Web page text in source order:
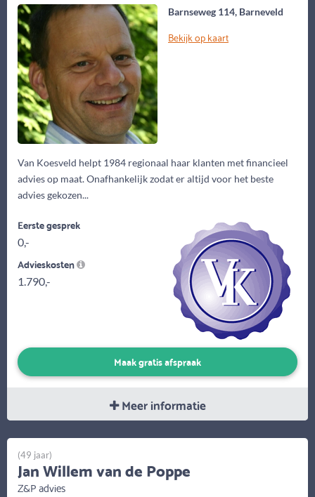
Barnseweg 114, Barneveld
Bekijk op kaart
Van Koesveld helpt 1984 regionaal haar klanten met financieel
advies op maat. Onafhankelijk zodat er altijd voor het beste
advies gekozen...
Eerste gesprek
0,-
Advieskosten
1.790,-
Maak gratis afspraak
Meer informatie
(49 jaar)
Jan Willem van de Poppe
Z&P advies